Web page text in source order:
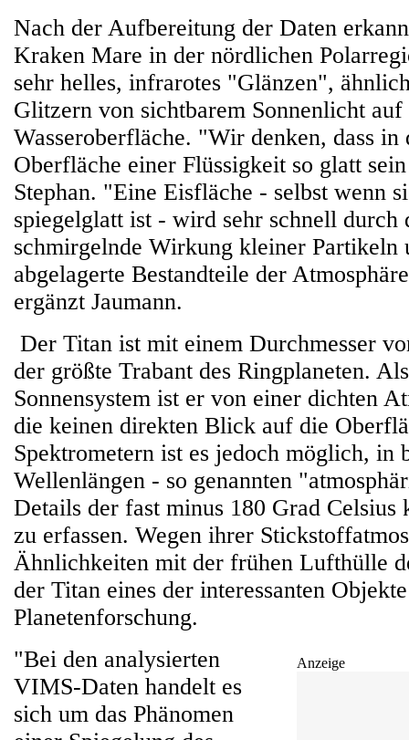
Nach der Aufbereitung der Daten
Kraken Mare in der nördlichen
sehr helles, infrarotes "Glänzen",
Glitzern von sichtbarem Sonnenlicht auf
Wasseroberfläche. "Wir denken, dass
Oberfläche einer Flüssigkeit so glatt
Stephan. "Eine Eisfläche - selbst wenn
spiegelglatt ist - wird sehr schnell durch
schmirgelnde Wirkung kleiner Partikeln
abgelagerte Bestandteile der
ergänzt Jaumann.
Der Titan ist mit einem Durchmesser
der größte Trabant des Ringplaneten.
Sonnensystem ist er von einer dichten
die keinen direkten Blick auf die
Spektrometern ist es jedoch möglich, in
Wellenlängen - so genannten
Details der fast minus 180 Grad Celsius
zu erfassen. Wegen ihrer
Ähnlichkeiten mit der frühen Lufthülle
der Titan eines der interessanten
Planetenforschung.
Anzeige
"Bei den analysierten
VIMS-Daten handelt es
sich um das Phänomen